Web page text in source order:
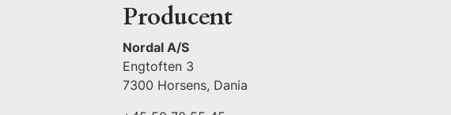
Producent
Nordal A/S
Engtoften 3
7300 Horsens, Dania